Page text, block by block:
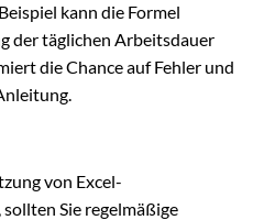
kann die Formel
der täglichen Arbeitsdauer
die Chance auf Fehler und
von Excel-
Sie regelmäßige